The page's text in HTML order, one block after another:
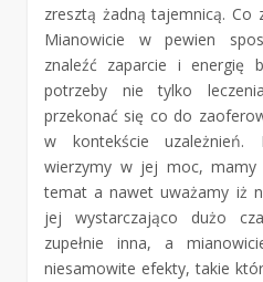
zresztą żadną tajemnicą. Co
Mianowicie w pewien
znaleźć zaparcie i energię
potrzeby nie tylko
przekonać się co do
w kontekście
wierzymy w jej moc, mamy
temat a nawet uważamy iż
jej wystarczająco dużo
zupełnie inna, a
niesamowite efekty, takie